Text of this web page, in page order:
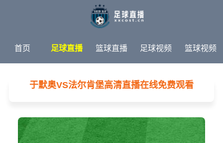
首页 足球直播 篮球直播 足球视频 篮球视频
篮球新闻 体育专题
于默奥VS法尔肯堡高清直播在线免费观看